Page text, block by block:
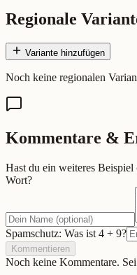
Regionale
Variante hinzufügen
Noch keine regionalen
Kommentare &
Hast du ein weiteres
Wort?
Spamschutz: Was ist 4 + 9?
Kommentieren
Noch keine Kommentare.